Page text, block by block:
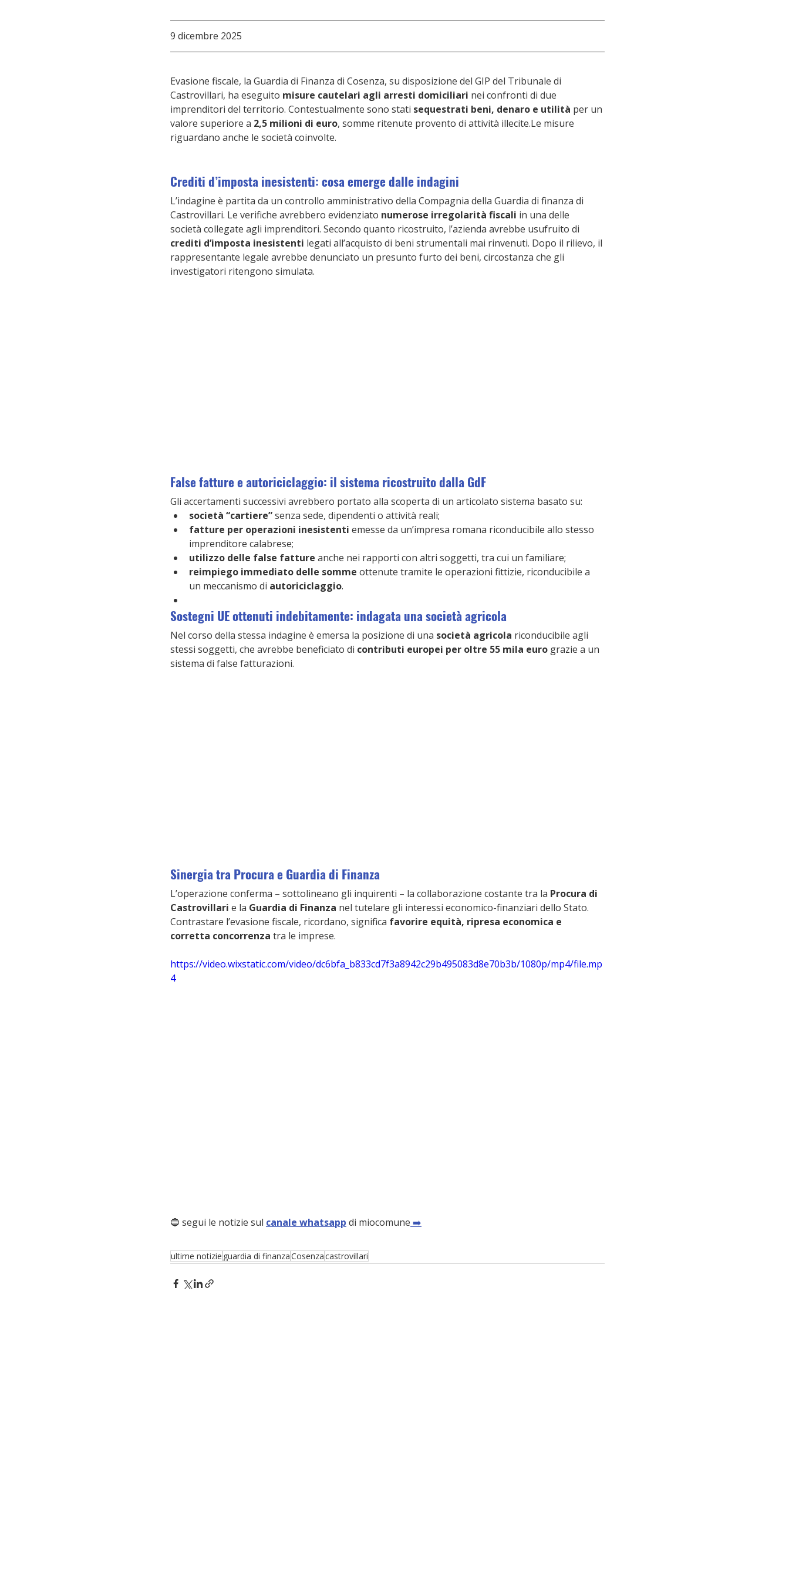
9 dicembre 2025
Evasione fiscale, la Guardia di Finanza di Cosenza, su disposizione del GIP del Tribunale di
Castrovillari, ha eseguito misure cautelari agli arresti domiciliari nei confronti di due
imprenditori del territorio. Contestualmente sono stati sequestrati beni, denaro e utilità per un
valore superiore a 2,5 milioni di euro, somme ritenute provento di attività illecite.Le misure
riguardano anche le società coinvolte.
Crediti d’imposta inesistenti: cosa emerge dalle indagini
L’indagine è partita da un controllo amministrativo della Compagnia della Guardia di finanza di
Castrovillari. Le verifiche avrebbero evidenziato numerose irregolarità fiscali in una delle
società collegate agli imprenditori. Secondo quanto ricostruito, l’azienda avrebbe usufruito di
crediti d’imposta inesistenti legati all’acquisto di beni strumentali mai rinvenuti. Dopo il rilievo, il
rappresentante legale avrebbe denunciato un presunto furto dei beni, circostanza che gli
investigatori ritengono simulata.
False fatture e autoriciclaggio: il sistema ricostruito dalla GdF
Gli accertamenti successivi avrebbero portato alla scoperta di un articolato sistema basato su:
società “cartiere” senza sede, dipendenti o attività reali;
fatture per operazioni inesistenti emesse da un’impresa romana riconducibile allo stesso
imprenditore calabrese;
utilizzo delle false fatture anche nei rapporti con altri soggetti, tra cui un familiare;
reimpiego immediato delle somme ottenute tramite le operazioni fittizie, riconducibile a
un meccanismo di autoriciclaggio.
Sostegni UE ottenuti indebitamente: indagata una società agricola
Nel corso della stessa indagine è emersa la posizione di una società agricola riconducibile agli
stessi soggetti, che avrebbe beneficiato di contributi europei per oltre 55 mila euro grazie a un
sistema di false fatturazioni.
Sinergia tra Procura e Guardia di Finanza
L’operazione conferma – sottolineano gli inquirenti – la collaborazione costante tra la Procura di
Castrovillari e la Guardia di Finanza nel tutelare gli interessi economico-finanziari dello Stato.
Contrastare l’evasione fiscale, ricordano, significa favorire equità, ripresa economica e
corretta concorrenza tra le imprese.
https://video.wixstatic.com/video/dc6bfa_b833cd7f3a8942c29b495083d8e70b3b/1080p/mp4/file.mp
4
🔵 segui le notizie sul canale whatsapp di miocomune ➡️
ultime notizie guardia di finanzaCosenzacastrovillari